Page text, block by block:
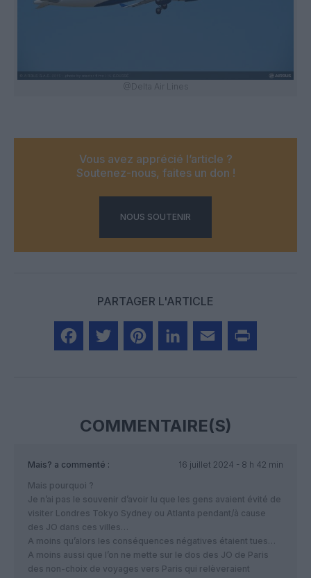
@Delta Air Lines
Vous avez apprécié l’article ?
Soutenez-nous, faites un don !
NOUS SOUTENIR
PARTAGER L'ARTICLE
COMMENTAIRE(S)
Mais? a commenté :
16 juillet 2024 - 8 h 42 min
Mais pourquoi ?
Je n’ai pas le souvenir d’avoir lu que les gens avaient évité de
visiter Londres Tokyo Sydney ou Atlanta pendant/à cause
des JO dans ces villes…
A moins qu’alors les conséquences négatives étaient tues…
A moins aussi que l’on ne mette sur le dos des JO de Paris
des non-choix de voyages vers Paris qui relèveraient